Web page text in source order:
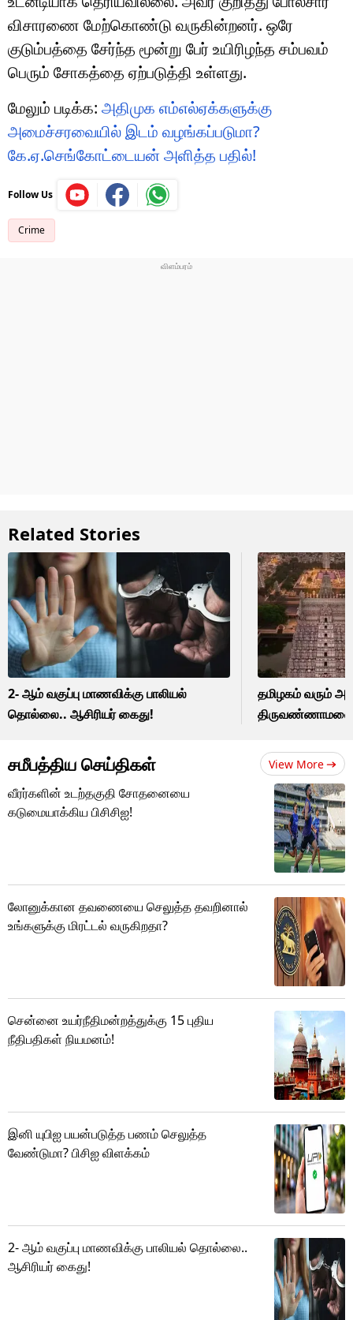
விசாரணை மேற்கொண்டு வருகின்றனர். ஒரே
குடும்பத்தை சேர்ந்த மூன்று பேர் உயிரிழந்த சம்பவம்
பெரும் சோகத்தை ஏற்படுத்தி உள்ளது.
மேலும் படிக்க: அதிமுக எம்எல்ஏக்களுக்கு
அமைச்சரவையில் இடம் வழங்கப்படுமா?
கே.ஏ.செங்கோட்டையன் அளித்த பதில்!
Follow Us
Crime
Related Stories
2- ஆம் வகுப்பு மாணவிக்கு பாலியல்
தொல்லை.. ஆசிரியர் கைது!
தமிழகம் வரும்
சமீபத்திய செய்திகள் View More
வீரர்களின் உடற்தகுதி சோதனையை
கடுமையாக்கிய பிசிசிஐ!
லோனுக்கான தவணையை செலுத்த தவறினால்
உங்களுக்கு மிரட்டல் வருகிறதா?
சென்னை உயர்நீதிமன்றத்துக்கு 15 புதிய
நீதிபதிகள் நியமனம்!
இனி யுபிஐ பயன்படுத்த பணம் செலுத்த
வேண்டுமா? பிசிஐ விளக்கம்
2- ஆம் வகுப்பு மாணவிக்கு பாலியல் தொல்லை..
ஆசிரியர் கைது!